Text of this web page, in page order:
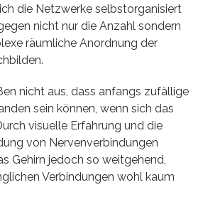
die Netzwerke selbstorganisiert
nicht nur die Anzahl sondern
räumliche Anordnung der
nicht aus, dass anfangs zufällige
sein können, wenn sich das
visuelle Erfahrung und die
von Nervenverbindungen
Gehirn jedoch so weitgehend,
Verbindungen wohl kaum